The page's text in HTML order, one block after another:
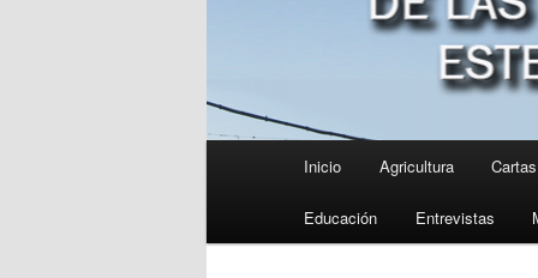
Inicio Agricultura
Educación Entrevistas